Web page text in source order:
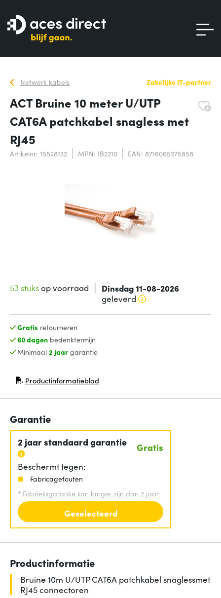
Netwerk kabels Zakelijke IT-partner
ACT Bruine 10 meter U/UTP
CAT6A patchkabel snagless met
RJ45
Artikelnr: 15528132 MPN: IB2210 EAN: 8716065275858
53 stuksop voorraad Dinsdag 11-08-2026
geleverd
Gratis retourneren
60 dagenbedenktermijn
Minimaal 2 jaargarantie
Productinformatieblad
(opent in nieuw venster)
Garantie
2 jaar standaard garantie Gratis
Beschermt tegen:
Fabricagefouten
* Fabrieksgarantie kan langer zijn dan 2 jaar
Geselecteerd
Productinformatie
Bruine 10m U/UTP CAT6A patchkabel snaglessmet
RJ45 connectoren